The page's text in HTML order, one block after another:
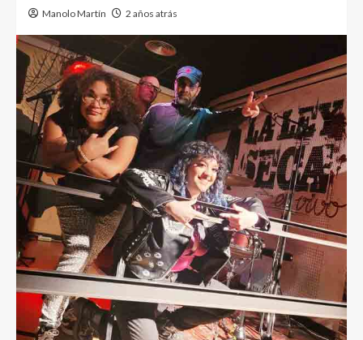
Manolo Martín 2 años atrás